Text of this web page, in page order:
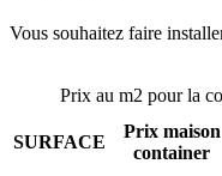
Vous souhaitez faire
Prix au m2 pour la
SURFACE
Prix maison
container